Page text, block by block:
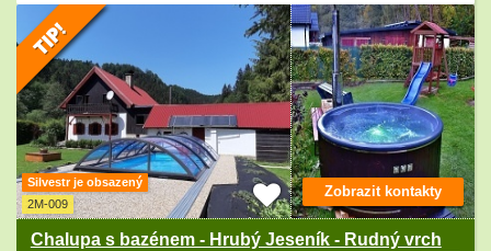
Silvestr je obsazený
2M-009
Chalupa s bazénem - Hrubý Jeseník - Rudný vrch
Zobrazit kontakty